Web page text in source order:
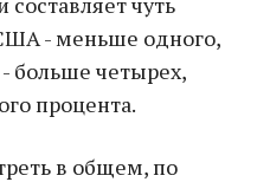
- меньше одного,
больше четырех,
процента.
в общем, по